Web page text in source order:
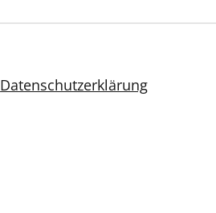
Datenschutzerklärung